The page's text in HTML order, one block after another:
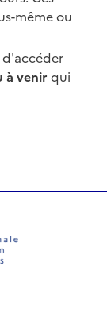
même ou
à venir qui